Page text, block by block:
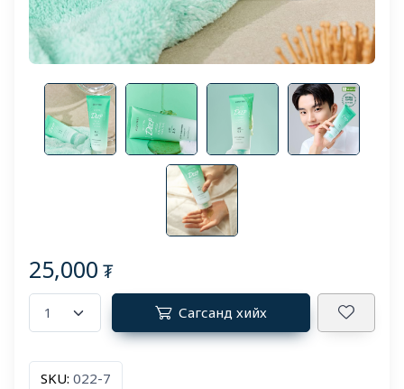
25,000 ₮
Сагсанд хийх
SKU: 022-7